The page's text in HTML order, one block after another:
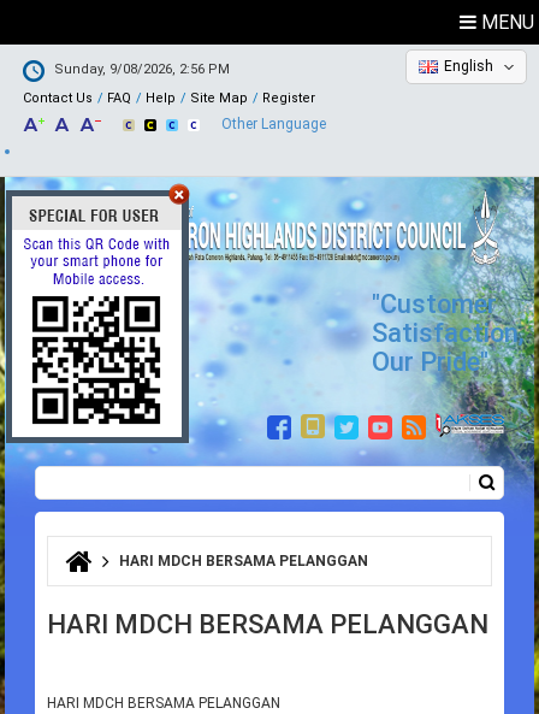
MENU
Sunday, 9/08/2026, 2:56 PM
Contact Us
FAQ Help Site Map Register
English
Other Language
"Customer
Satisfaction,
Our Pride"
Search form
You are here
HARI MDCH BERSAMA PELANGGAN
HARI MDCH BERSAMA PELANGGAN
HARI MDCH BERSAMA PELANGGAN